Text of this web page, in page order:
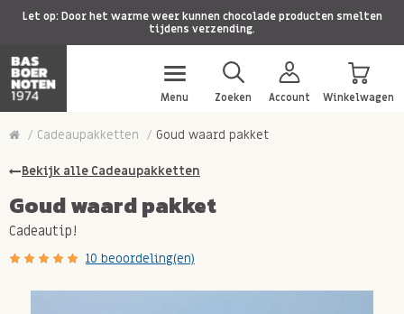
Let op: Door het warme weer kunnen chocolade producten smelten
tijdens verzending.
Menu Zoeken Account Winkelwagen
Cadeaupakketten Goud waard pakket
Bekijk alle Cadeaupakketten
Goud waard pakket
Cadeautip!
10 beoordeling(en)